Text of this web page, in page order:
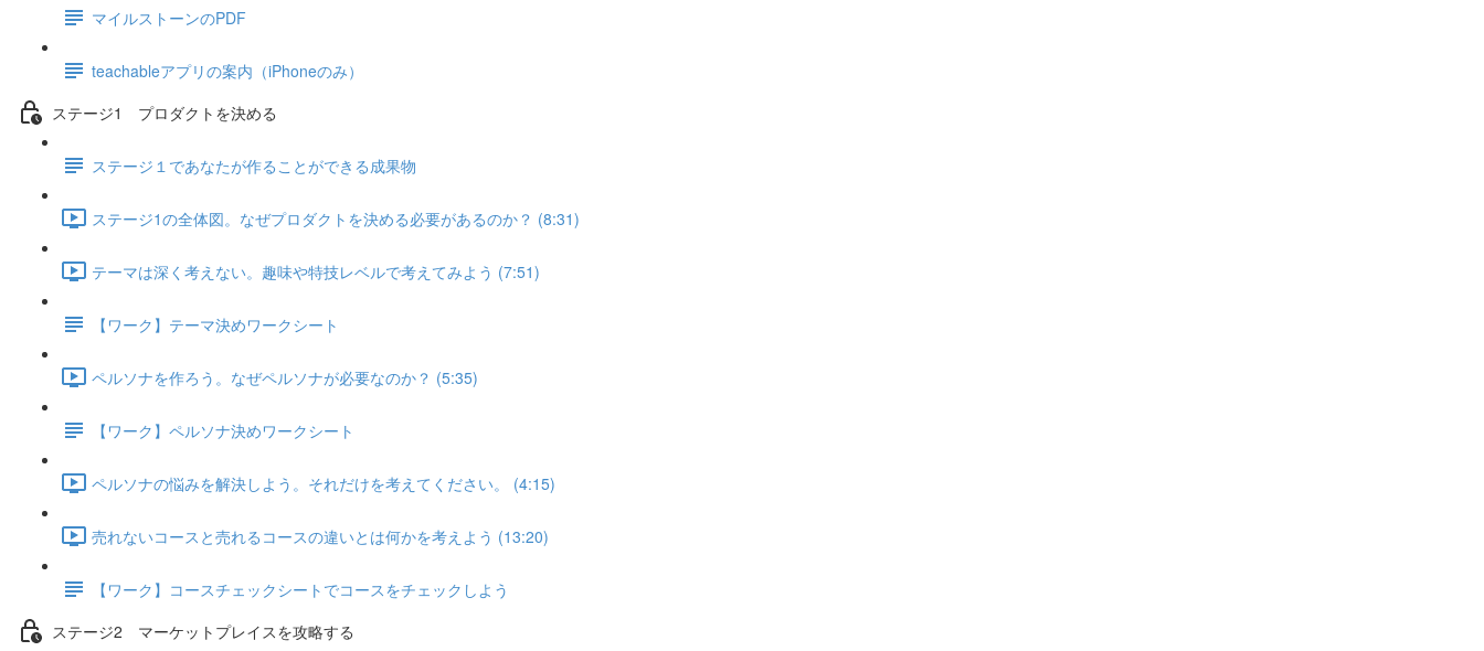
マイルストーンのPDF
teachableアプリの案内（iPhoneのみ）
ステージ1 プロダクトを決める
ステージ１であなたが作ることができる成果物
ステージ1の全体図。なぜプロダクトを決める必要があるのか？ (8:31)
テーマは深く考えない。趣味や特技レベルで考えてみよう (7:51)
【ワーク】テーマ決めワークシート
ペルソナを作ろう。なぜペルソナが必要なのか？ (5:35)
【ワーク】ペルソナ決めワークシート
ペルソナの悩みを解決しよう。それだけを考えてください。 (4:15)
売れないコースと売れるコースの違いとは何かを考えよう (13:20)
【ワーク】コースチェックシートでコースをチェックしよう
ステージ2 マーケットプレイスを攻略する